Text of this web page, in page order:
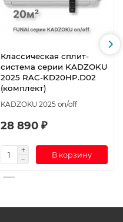
Классическая сплит-
система серии KADZOKU
2025 RAC-KD20HP.D02
(комплект)
KADZOKU 2025 on/off
28 890 ₽
В корзину